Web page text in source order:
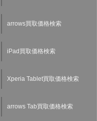
arrows買取価格検索
iPad買取価格検索
Xperia Tablet買取価格検索
arrows Tab買取価格検索